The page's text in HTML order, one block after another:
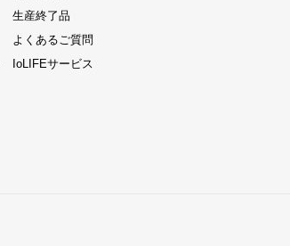
生産終了品
よくあるご質問
IoLIFEサービス